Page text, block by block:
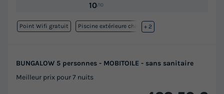
10/10
Point Wifi gratuit Piscine extérieure chauffée
+ 2
BUNGALOW 5 personnes - MOBITOILE - sans sanitaire
Meilleur prix pour 7 nuits